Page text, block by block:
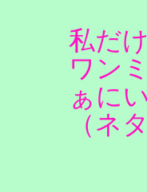
私だ
ワン
ぁに
（ネ